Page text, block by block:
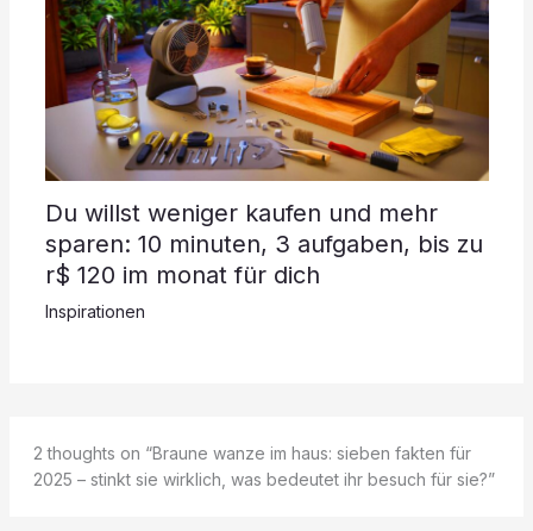
Du willst weniger kaufen und mehr
sparen: 10 minuten, 3 aufgaben, bis zu
r$ 120 im monat für dich
Inspirationen
2 thoughts on “Braune wanze im haus: sieben fakten für
2025 – stinkt sie wirklich, was bedeutet ihr besuch für sie?”